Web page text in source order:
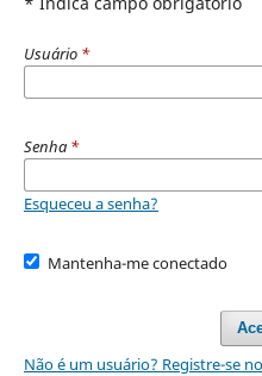
Usuário *
Senha *
Esqueceu a senha?
Mantenha-me conectado
Não é um usuário? Registre-se